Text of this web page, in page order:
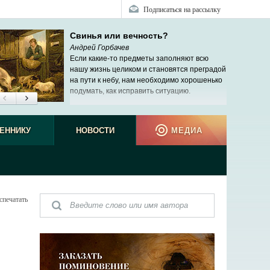
Подписаться на рассылку
Свинья или вечность?
Андрей Горбачев
Если какие-то предметы заполняют всю
нашу жизнь целиком и становятся преградой
на пути к небу, нам необходимо хорошенько
подумать, как исправить ситуацию.
НОВОСТИ МЕДИА